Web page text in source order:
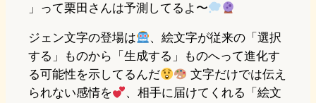
」って栗田さんは予測してるよ〜
ジェン文字の登場は
、絵文字が従来の「選択
する」ものから「生成する」ものへって進化す
る可能性を示してるんだ
文字だけでは伝え
られない感情を
、相手に届けてくれる「絵文